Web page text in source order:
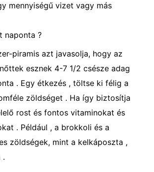
mennyiségű vizet vagy más
naponta ?
piramis azt javasolja, hogy az
esznek 4-7 1/2 csésze adag
. Egy étkezés , töltse ki félig a
zöldséget . Ha így biztosítja
rost és fontos vitaminokat és
. Például , a brokkoli és a
zöldségek, mint a kelkáposzta ,
.